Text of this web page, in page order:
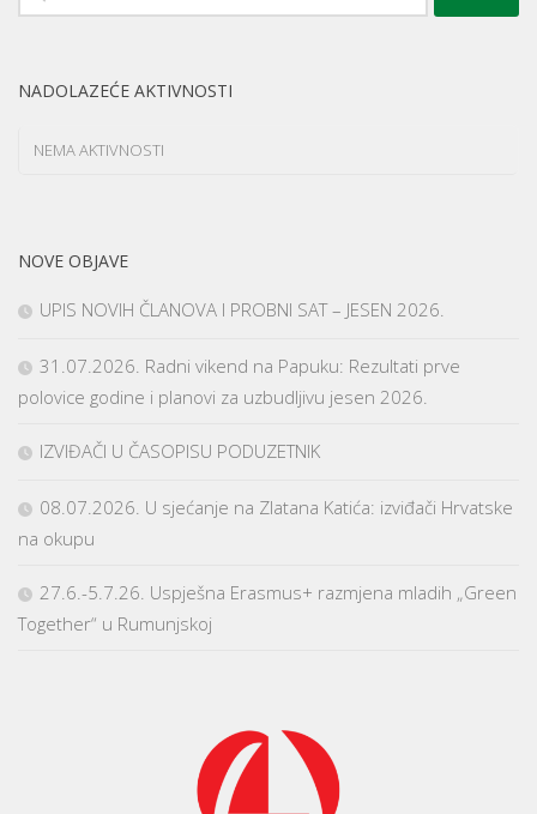
NADOLAZEĆE AKTIVNOSTI
NEMA AKTIVNOSTI
NOVE OBJAVE
UPIS NOVIH ČLANOVA I PROBNI SAT – JESEN 2026.
31.07.2026. Radni vikend na Papuku: Rezultati prve
polovice godine i planovi za uzbudljivu jesen 2026.
IZVIĐAČI U ČASOPISU PODUZETNIK
08.07.2026. U sjećanje na Zlatana Katića: izviđači Hrvatske
na okupu
27.6.-5.7.26. Uspješna Erasmus+ razmjena mladih „Green
Together“ u Rumunjskoj